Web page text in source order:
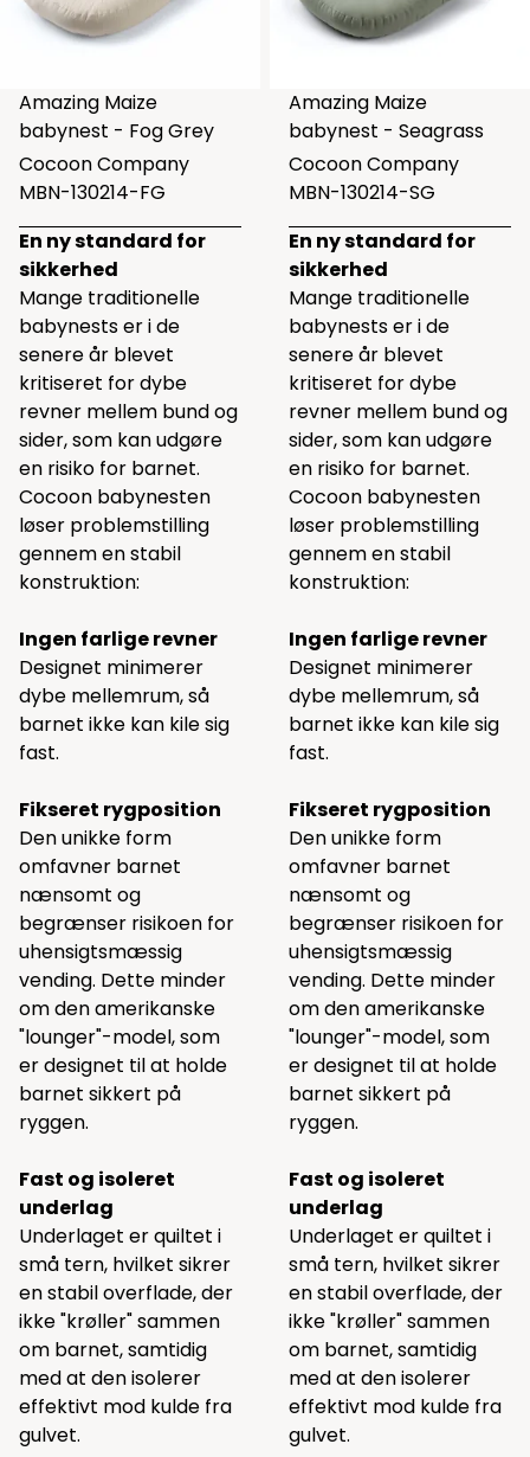
Amazing Maize
babynest - Fog Grey
Cocoon Company
MBN-130214-FG
En ny standard for
sikkerhed
Mange traditionelle
babynests er i de
senere år blevet
kritiseret for dybe
revner mellem bund og
sider, som kan udgøre
en risiko for barnet.
Cocoon babynesten
løser problemstilling
gennem en stabil
konstruktion:
Ingen farlige revner
Designet minimerer
dybe mellemrum, så
barnet ikke kan kile sig
fast.
Fikseret rygposition
Den unikke form
omfavner barnet
nænsomt og
begrænser risikoen for
uhensigtsmæssig
vending. Dette minder
om den amerikanske
"lounger"-model, som
er designet til at holde
barnet sikkert på
ryggen.
Fast og isoleret
underlag
Underlaget er quiltet i
små tern, hvilket sikrer
en stabil overflade, der
ikke "krøller" sammen
om barnet, samtidig
med at den isolerer
effektivt mod kulde fra
gulvet.
Amazing Maize
babynest - Seagrass
Cocoon Company
MBN-130214-SG
En ny standard for
sikkerhed
Mange traditionelle
babynests er i de
senere år blevet
kritiseret for dybe
revner mellem bund og
sider, som kan udgøre
en risiko for barnet.
Cocoon babynesten
løser problemstilling
gennem en stabil
konstruktion:
Ingen farlige revner
Designet minimerer
dybe mellemrum, så
barnet ikke kan kile sig
fast.
Fikseret rygposition
Den unikke form
omfavner barnet
nænsomt og
begrænser risikoen for
uhensigtsmæssig
vending. Dette minder
om den amerikanske
"lounger"-model, som
er designet til at holde
barnet sikkert på
ryggen.
Fast og isoleret
underlag
Underlaget er quiltet i
små tern, hvilket sikrer
en stabil overflade, der
ikke "krøller" sammen
om barnet, samtidig
med at den isolerer
effektivt mod kulde fra
gulvet.